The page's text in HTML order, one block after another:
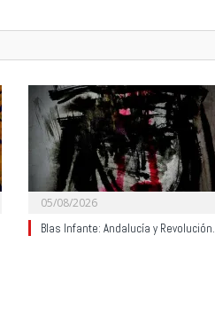
05/08/2026
Blas Infante: Andalucía y Revolución.